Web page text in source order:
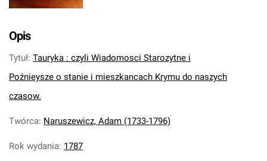
Opis
Tytuł: Tauryka : czyli Wiadomosci Starozytne i
Poźnieysze o stanie i mieszkancach Krymu do naszych
czasow.
Twórca: Naruszewicz, Adam (1733-1796)
Rok wydania: 1787